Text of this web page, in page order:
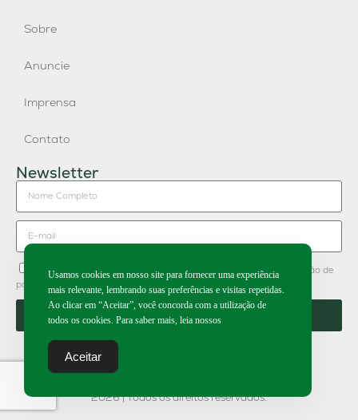
Sobre
Anuncie
Imprensa
Contato
Newsletter
Concordo em receber newsletter do Grupo Publique e divulgação de
parceiros.
Enviar
2026 | Todos os direitos reservados.
Usamos cookies em nosso site para fornecer uma experiência
mais relevante, lembrando suas preferências e visitas repetidas.
Ao clicar em “Aceitar”, você concorda com a utilização de
todos os cookies. Para saber mais, leia nossos
Aceitar